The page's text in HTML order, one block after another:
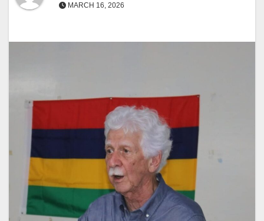
MARCH 16, 2026